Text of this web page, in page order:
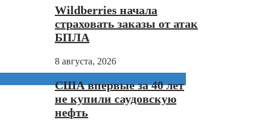
Wildberries начала
страховать заказы от атак
БПЛА
8 августа, 2026
США впервые за 40 лет
не купили саудовскую
нефть